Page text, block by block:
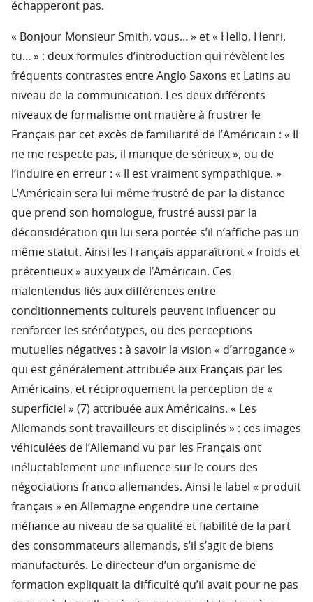
échapperont pas.
« Bonjour Monsieur Smith, vous… » et « Hello, Henri,
tu… » : deux formules d’introduction qui révèlent les
fréquents contrastes entre Anglo Saxons et Latins au
niveau de la communication. Les deux différents
niveaux de formalisme ont matière à frustrer le
Français par cet excès de familiarité de l’Américain : « Il
ne me respecte pas, il manque de sérieux », ou de
l’induire en erreur : « Il est vraiment sympathique. »
L’Américain sera lui même frustré de par la distance
que prend son homologue, frustré aussi par la
déconsidération qui lui sera portée s’il n’affiche pas un
même statut. Ainsi les Français apparaîtront « froids et
prétentieux » aux yeux de l’Américain. Ces
malentendus liés aux différences entre
conditionnements culturels peuvent influencer ou
renforcer les stéréotypes, ou des perceptions
mutuelles négatives : à savoir la vision « d’arrogance »
qui est généralement attribuée aux Français par les
Américains, et réciproquement la perception de «
superficiel » (7) attribuée aux Américains. « Les
Allemands sont travailleurs et disciplinés » : ces images
véhiculées de l’Allemand vu par les Français ont
inéluctablement une influence sur le cours des
négociations franco allemandes. Ainsi le label « produit
français » en Allemagne engendre une certaine
méfiance au niveau de sa qualité et fiabilité de la part
des consommateurs allemands, s’il s’agit de biens
manufacturés. Le directeur d’un organisme de
formation expliquait la difficulté qu’il avait pour ne pas